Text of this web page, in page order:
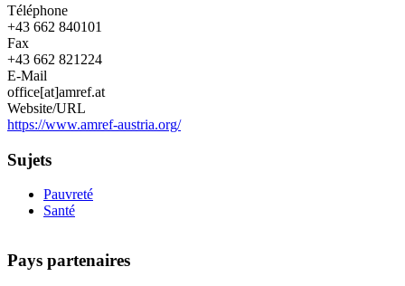
Téléphone
+43 662 840101
Fax
+43 662 821224
E-Mail
office[at]amref.at
Website/URL
https://www.amref-austria.org/
Sujets
Pauvreté
Santé
Pays partenaires